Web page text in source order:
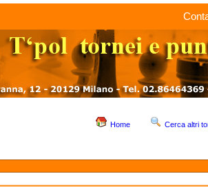
Home Cerca altri